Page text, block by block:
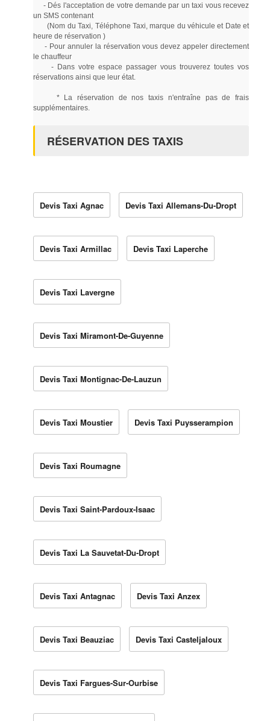
- Dés l'acceptation de votre demande par un taxi vous recevez
un SMS contenant
(Nom du Taxi, Téléphone Taxi, marque du véhicule et Date et
heure de réservation )
- Pour annuler la réservation vous devez appeler directement
le chauffeur
- Dans votre espace passager vous trouverez toutes vos
réservations ainsi que leur état.
* La réservation de nos taxis n'entraîne pas de frais
supplémentaires.
RÉSERVATION DES TAXIS
Devis Taxi Agnac Devis Taxi Allemans-Du-Dropt
Devis Taxi Armillac Devis Taxi Laperche
Devis Taxi Lavergne
Devis Taxi Miramont-De-Guyenne
Devis Taxi Montignac-De-Lauzun
Devis Taxi Moustier Devis Taxi Puysserampion
Devis Taxi Roumagne
Devis Taxi Saint-Pardoux-Isaac
Devis Taxi La Sauvetat-Du-Dropt
Devis Taxi Antagnac Devis Taxi Anzex
Devis Taxi Beauziac Devis Taxi Casteljaloux
Devis Taxi Fargues-Sur-Ourbise